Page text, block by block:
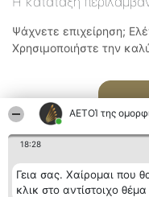
ΑΕΤΟΊ της
18:28
Γεια σας. Χαίρομαι που
κλικ στο αντίστοιχο
Ψάχνετε επιχείρηση;
Χρησιμοποιήστε την